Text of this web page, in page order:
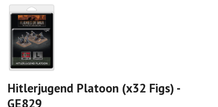
Hitlerjugend Platoon (x32 Figs) -
GE829